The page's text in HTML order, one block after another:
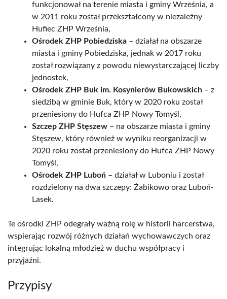
funkcjonował na terenie miasta i gminy Września, a
w 2011 roku został przekształcony w niezależny
Hufiec ZHP Września,
Ośrodek ZHP Pobiedziska – działał na obszarze
miasta i gminy Pobiedziska, jednak w 2017 roku
został rozwiązany z powodu niewystarczającej liczby
jednostek,
Ośrodek ZHP Buk im. Kosynierów Bukowskich – z
siedzibą w gminie Buk, który w 2020 roku został
przeniesiony do Hufca ZHP Nowy Tomyśl,
Szczep ZHP Stęszew – na obszarze miasta i gminy
Stęszew, który również w wyniku reorganizacji w
2020 roku został przeniesiony do Hufca ZHP Nowy
Tomyśl,
Ośrodek ZHP Luboń – działał w Luboniu i został
rozdzielony na dwa szczepy: Żabikowo oraz Luboń-
Lasek.
Te ośrodki ZHP odegrały ważną rolę w historii harcerstwa,
wspierając rozwój różnych działań wychowawczych oraz
integrując lokalną młodzież w duchu współpracy i
przyjaźni.
Przypisy